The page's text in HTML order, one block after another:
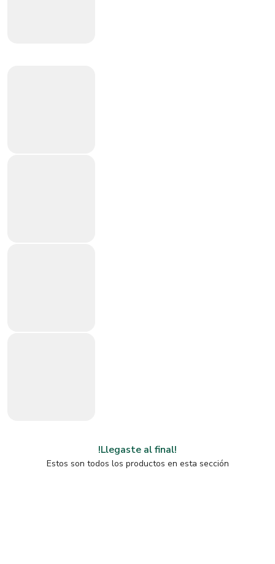
!Llegaste al final!
Estos son todos los productos en esta sección